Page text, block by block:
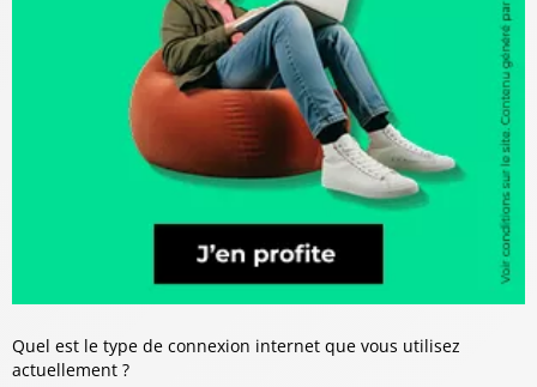
Quel est le type de connexion internet que vous utilisez
actuellement ?